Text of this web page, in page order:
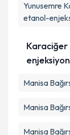
Metni
Yunusemre
etanol-
Manisa
Manisa
Manisa